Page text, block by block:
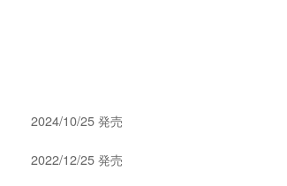
2024/10/25 発売
2022/12/25 発売